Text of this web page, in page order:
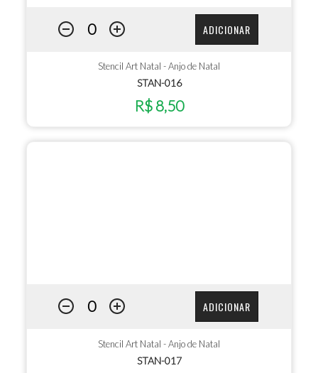
ADICIONAR
Stencil Art Natal - Anjo de Natal
STAN-016
R$ 8,50
ADICIONAR
Stencil Art Natal - Anjo de Natal
STAN-017